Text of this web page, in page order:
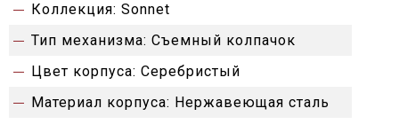
Коллекция: Sonnet
Тип механизма: Съемный колпачок
Цвет корпуса: Серебристый
Материал корпуса: Нержавеющая сталь